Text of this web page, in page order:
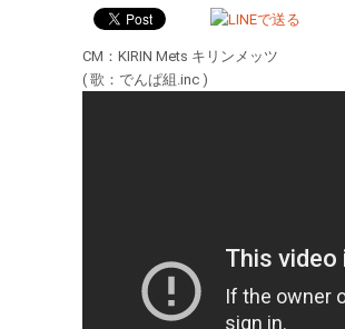
CM：KIRIN Mets キリンメッツ
( 歌：でんぱ組.inc )